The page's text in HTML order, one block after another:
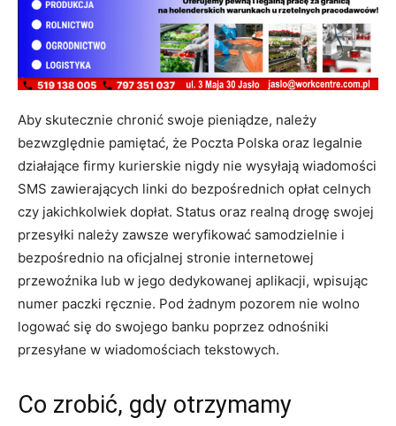
Aby skutecznie chronić swoje pieniądze, należy
bezwzględnie pamiętać, że Poczta Polska oraz legalnie
działające firmy kurierskie nigdy nie wysyłają wiadomości
SMS zawierających linki do bezpośrednich opłat celnych
czy jakichkolwiek dopłat. Status oraz realną drogę swojej
przesyłki należy zawsze weryfikować samodzielnie i
bezpośrednio na oficjalnej stronie internetowej
przewoźnika lub w jego dedykowanej aplikacji, wpisując
numer paczki ręcznie. Pod żadnym pozorem nie wolno
logować się do swojego banku poprzez odnośniki
przesyłane w wiadomościach tekstowych.
Co zrobić, gdy otrzymamy